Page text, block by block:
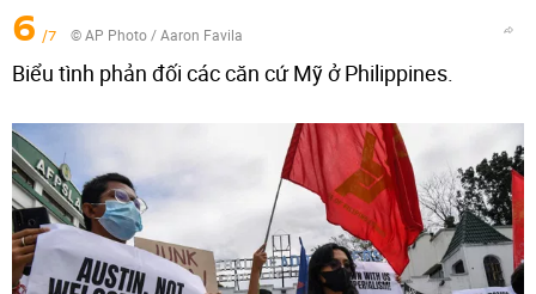
6 /7 © AP Photo / Aaron Favila
Biểu tình phản đối các căn cứ Mỹ ở Philippines.